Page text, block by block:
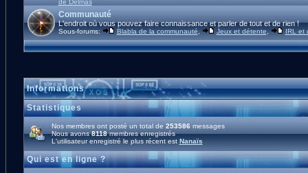
de Delmas
Communauté
L'endroit où vous pouvez faire connaissance et parler de tout et de rien !
Sous-forums: Blabla de la communauté, Jeux et détente, IRL et
Informations
Statistiques
Nos membres ont posté un total de 253586 messages
Nous avons8118membres enregistrés
L'utilisateur enregistré le plus récent est Nanaïs
Qui est en ligne ?